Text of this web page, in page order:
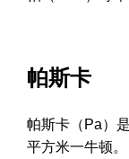
帕斯卡
帕斯卡（Pa）
平方米一牛顿。